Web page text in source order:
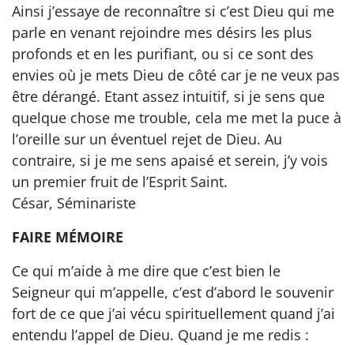
Ainsi j’essaye de reconnaître si c’est Dieu qui me
parle en venant rejoindre mes désirs les plus
profonds et en les purifiant, ou si ce sont des
envies où je mets Dieu de côté car je ne veux pas
être dérangé. Etant assez intuitif, si je sens que
quelque chose me trouble, cela me met la puce à
l’oreille sur un éventuel rejet de Dieu. Au
contraire, si je me sens apaisé et serein, j’y vois
un premier fruit de l’Esprit Saint.
César, Séminariste
FAIRE MÉMOIRE
Ce qui m’aide à me dire que c’est bien le
Seigneur qui m’appelle, c’est d’abord le souvenir
fort de ce que j’ai vécu spirituellement quand j’ai
entendu l’appel de Dieu. Quand je me redis :